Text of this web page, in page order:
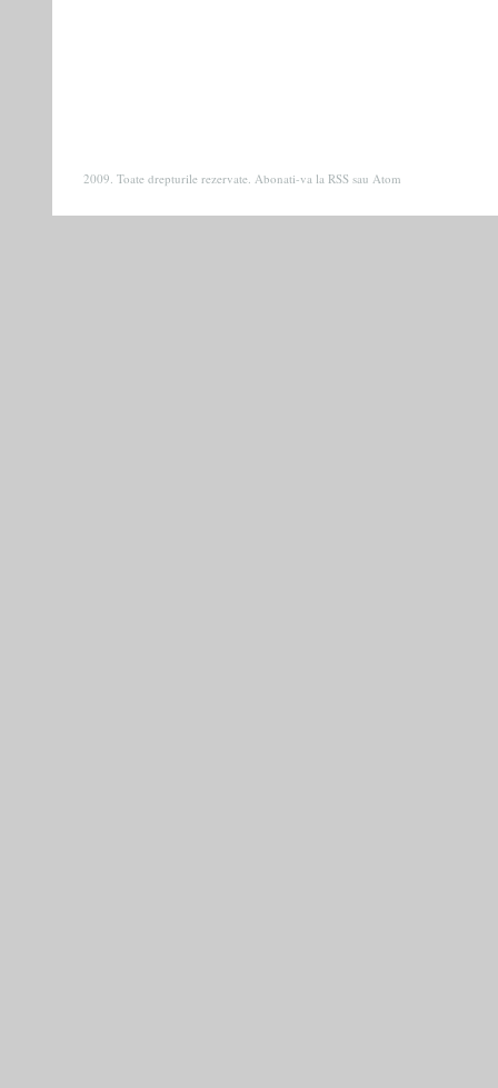
2009. Toate drepturile rezervate. Abonati-va la RSS sau Atom